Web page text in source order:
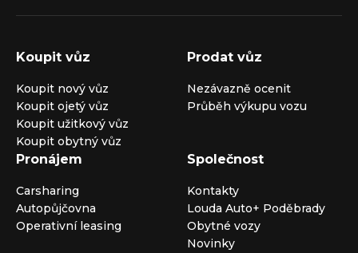
Koupit vůz
Koupit nový vůz
Koupit ojetý vůz
Koupit užitkový vůz
Koupit obytný vůz
Prodat vůz
Nezávazně ocenit
Průběh výkupu vozu
Pronájem
Carsharing
Autopůjčovna
Operativní leasing
Společnost
Kontakty
Louda Auto+ Poděbrady
Obytné vozy
Novinky